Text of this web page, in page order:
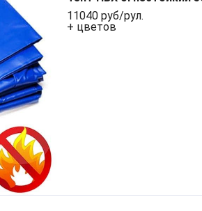
11040 руб/рул.
+ цветов